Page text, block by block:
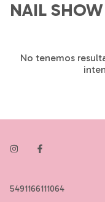
NAIL SHOW
No tenemos
5491166111064